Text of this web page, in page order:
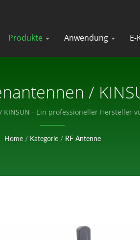
Produkte Anwendung E-
/
/ KINSUN - Ein professioneller
Home / Kategorie / RF Antenne